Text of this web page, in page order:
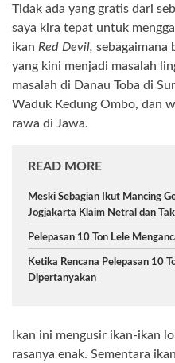
Tidak ada yang gratis dari
saya kira tepat untuk
ikan Red Devil, sebagaimana
yang kini menjadi masalah
masalah di Danau Toba di
Waduk Kedung Ombo, dan
rawa di Jawa.
READ MORE
Meski Sebagian Ikut Mancing
Jogjakarta Klaim Netral dan
Pelepasan 10 Ton Lele
Ketika Rencana Pelepasan 10
Dipertanyakan
Ikan ini mengusir ikan-ikan
rasanya enak. Sementara